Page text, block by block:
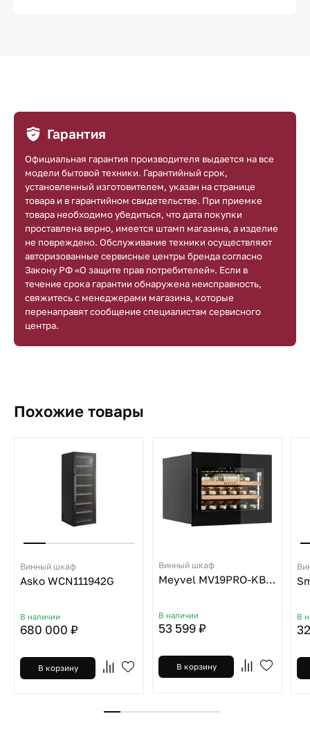
Гарантия
Официальная гарантия производителя выдается на все
модели бытовой техники. Гарантийный срок,
установленный изготовителем, указан на странице
товара и в гарантийном свидетельстве. При приемке
товара необходимо убедиться, что дата покупки
проставлена верно, имеется штамп магазина, а изделие
не повреждено. Обслуживание техники осуществляют
авторизованные сервисные центры бренда согласно
Закону РФ «О защите прав потребителей». Если в
течение срока гарантии обнаружена неисправность,
свяжитесь с менеджерами магазина, которые
перенаправят сообщение специалистам сервисного
центра.
Похожие товары
Винный шкаф
Asko WCN111942G
В наличии
680 000 ₽
В корзину
Винный шкаф
Meyvel MV19PRO-KBB1
В наличии
53 599 ₽
В корзину
В